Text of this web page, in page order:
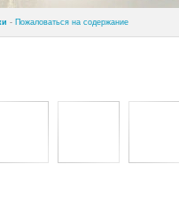
- Пожаловаться на содержание